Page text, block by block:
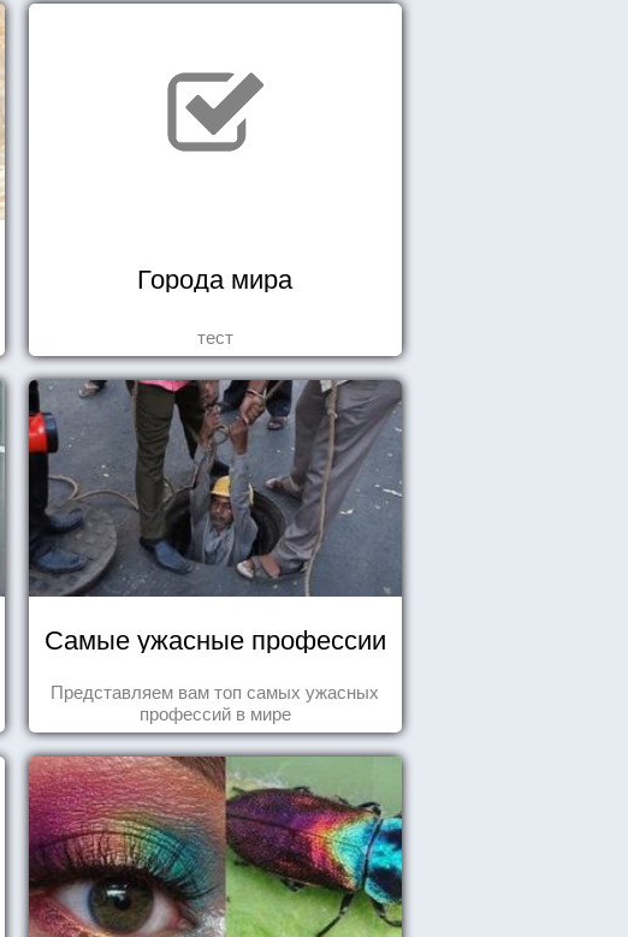
Города мира
тест
Самые ужасные профессии
Представляем вам топ самых ужасных
профессий в мире